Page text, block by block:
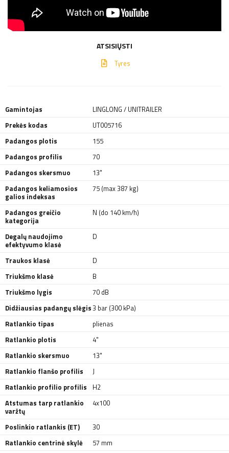
ATSISIŲSTI
Tyres
Gamintojas
LINGLONG / UNITRAILER
Prekės kodas
UT005716
Padangos plotis
155
Padangos profilis
70
Padangos skersmuo
13"
Padangos keliamosios
galios indeksas
75 (max 387 kg)
Padangos greičio
kategorija
N (do 140 km/h)
Degalų naudojimo
efektyvumo klasė
D
Traukos klasė
D
Triukšmo klasė
B
Triukšmo lygis
70 dB
Didžiausias padangų slėgis3 bar (300 kPa)
Ratlankio tipas
plienas
Ratlankio plotis
4"
Ratlankio skersmuo
13"
Ratlankio flanšo profilis
J
Ratlankio profilio profilis
H2
Atstumas tarp ratlankio
varžtų
4x100
Poslinkio ratlankis (ET)
30
Ratlankio centrinė skylė
57 mm